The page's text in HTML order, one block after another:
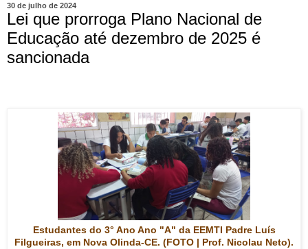
30 de julho de 2024
Lei que prorroga Plano Nacional de
Educação até dezembro de 2025 é
sancionada
Estudantes do 3° Ano Ano "A" da EEMTI Padre Luís
Filgueiras, em Nova Olinda-CE. (FOTO | Prof. Nicolau Neto).